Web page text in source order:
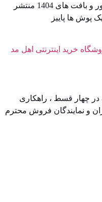
پلیور و بافت های 1404 منتشر شد پلیور و بافت های 1404 منتشر
پوش ها پاییز
چهار قسط ، راهکاری
و نمایندگان فروش محترم